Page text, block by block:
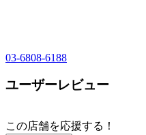
03-6808-6188
ユーザーレビュー
この店舗を応援する！